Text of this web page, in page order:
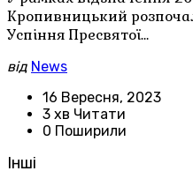
Кропивницький
Успіння Пресвятої…
від News
16 Вересня, 2023
3 хв Читати
0 Поширили
Інші